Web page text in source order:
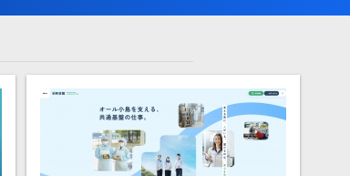
绿色酷站
更多类型..